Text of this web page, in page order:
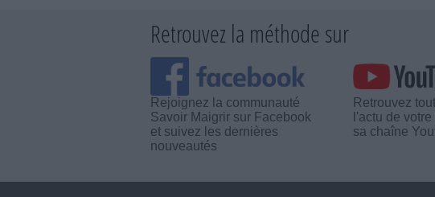
Retrouvez la méthode sur
Rejoignez la communauté
Savoir Maigrir sur Facebook
et suivez les dernières
nouveautés
Retrouvez
l'actu de
sa chaîne